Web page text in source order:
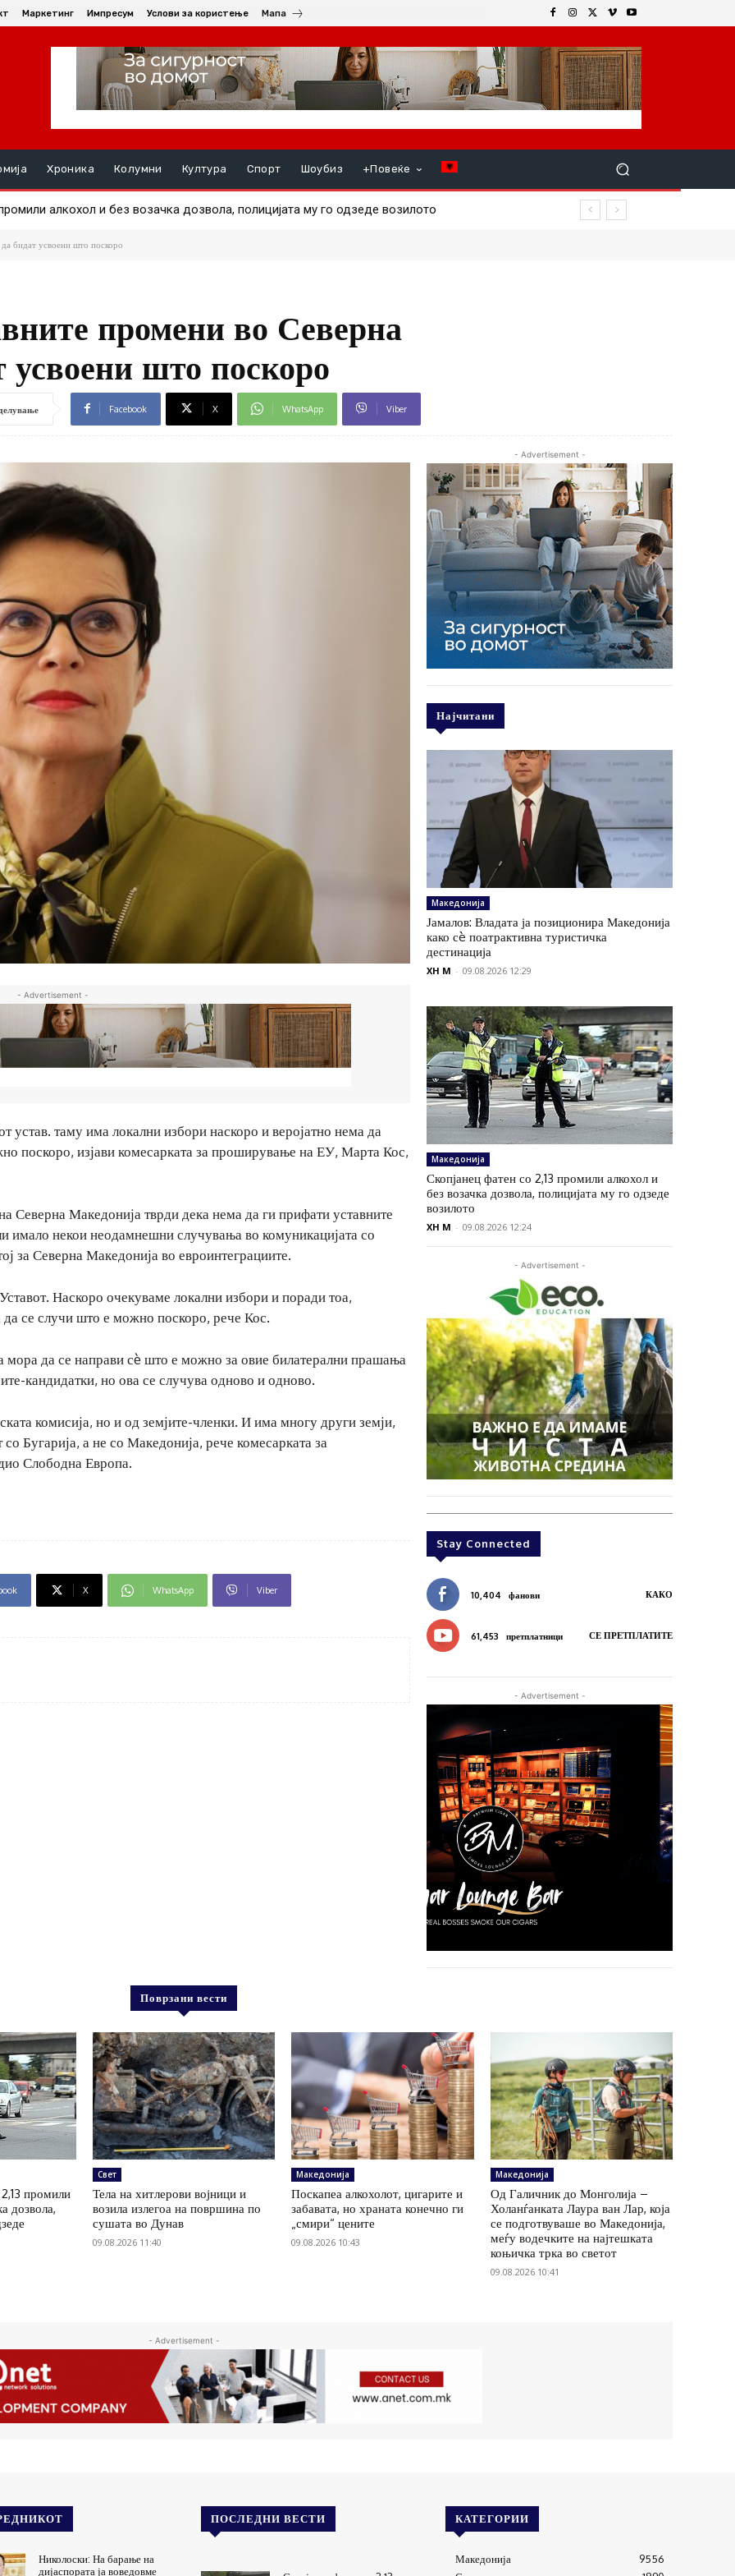
Маркетинг Импресум Услови за користење Мапа
Хроника Колумни Култура Спорт Шоубиз +Повеќе
алкохол и без возачка дозвола, полицијата му го одзеде возилото
и возила излегоа на површина по сушата во Дунав
бидат усвоени што поскоро
промени во Северна
усвоени што поскоро
Facebook X WhatsApp Viber
- Advertisement -
устав. таму има локални избори наскоро и веројатно нема да
поскоро, изјави комесарката за проширување на ЕУ, Марта Кос,
Северна Македонија тврди дека нема да ги прифати уставните
имало некои неодамнешни случувања во комуникацијата со
за Северна Македонија во евроинтеграциите.
Наскоро очекуваме локални избори и поради тоа,
се случи што е можно поскоро, рече Кос.
да се направи сè што е можно за овие билатерални прашања
кандидатки, но ова се случува одново и одново.
комисија, но и од земјите-членки. И има многу други земји,
Бугарија, а не со Македонија, рече комесарката за
Слободна Европа.
X WhatsApp Viber
- Advertisement -
Најчитани
Македонија
Јамалов: Владата ја позиционира Македонија
како сè поатрактивна туристичка
дестинација
XH M - 09.08.2026 12:29
Македонија
Скопјанец фатен со 2,13 промили алкохол и
без возачка дозвола, полицијата му го одзеде
возилото
XH M - 09.08.2026 12:24
- Advertisement -
Stay Connected
10,404 фанови КАКО
61,453 претплатници СЕ ПРЕТПЛАТИТЕ
- Advertisement -
Поврзани вести
промили
дозвола,
Свет
Тела на хитлерови војници и
возила излегоа на површина по
сушата во Дунав
09.08.2026 11:40
Македонија
Поскапеа алкохолот, цигарите и
забавата, но храната конечно ги
„смири“ цените
09.08.2026 10:43
Македонија
Од Галичник до Монголија –
Холанѓанката Лаура ван Лар, која
се подготвуваше во Македонија,
меѓу водечките на најтешката
коњичка трка во светот
09.08.2026 10:41
- Advertisement -
Николоски: На барање на
дијаспората ја воведовме
ПОСЛЕДНИ ВЕСТИ КАТЕГОРИИ
Македонија
9556